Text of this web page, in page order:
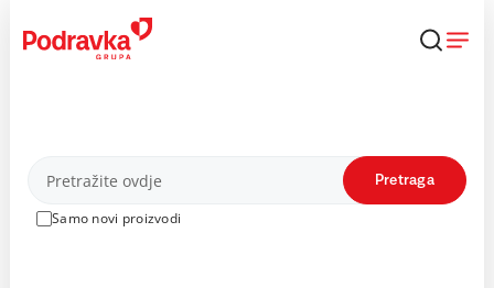
content
Proizvodi
Samo novi proizvodi
Pretraga